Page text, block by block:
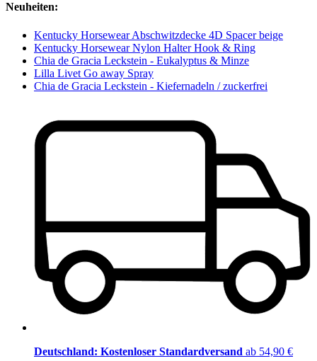
Neuheiten:
Kentucky Horsewear Abschwitzdecke 4D Spacer beige
Kentucky Horsewear Nylon Halter Hook & Ring
Chia de Gracia Leckstein - Eukalyptus & Minze
Lilla Livet Go away Spray
Chia de Gracia Leckstein - Kiefernadeln / zuckerfrei
Deutschland: Kostenloser Standardversand ab 54,90 €